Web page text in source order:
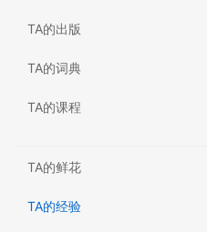
TA的出版
TA的词典
TA的课程
TA的鲜花
TA的经验